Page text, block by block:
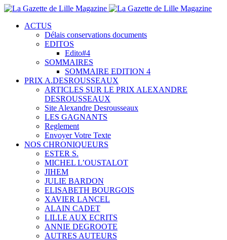
ACTUS
Délais conservations documents
EDITOS
Edito#4
SOMMAIRES
SOMMAIRE EDITION 4
PRIX A.DESROUSSEAUX
ARTICLES SUR LE PRIX ALEXANDRE
DESROUSSEAUX
Site Alexandre Desrousseaux
LES GAGNANTS
Reglement
Envoyer Votre Texte
NOS CHRONIQUEURS
ESTER S.
MICHEL L’OUSTALOT
JIHEM
JULIE BARDON
ELISABETH BOURGOIS
XAVIER LANCEL
ALAIN CADET
LILLE AUX ECRITS
ANNIE DEGROOTE
AUTRES AUTEURS